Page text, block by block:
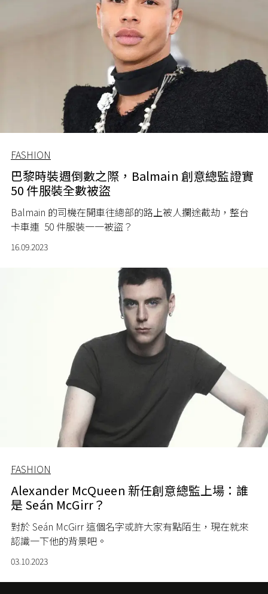
FASHION
巴黎時裝週倒數之際，Balmain 創意總監證實
50 件服裝全數被盜
Balmain 的司機在開車往總部的路上被人攔途截劫，整台
卡車連 50 件服裝一一被盜？
16.09.2023
FASHION
Alexander McQueen 新任創意總監上場：誰
是 Seán McGirr？
對於 Seán McGirr 這個名字或許大家有點陌生，現在就來
認識一下他的背景吧。
03.10.2023